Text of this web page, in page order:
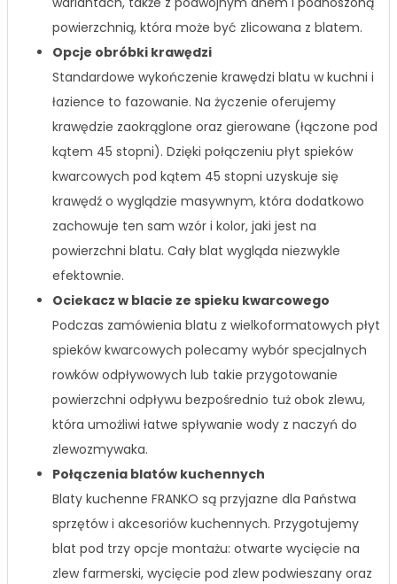
powierzchnią, która może być zlicowana z blatem.
Opcje obróbki krawędzi
Standardowe wykończenie krawędzi blatu w kuchni i
łazience to fazowanie. Na życzenie oferujemy
krawędzie zaokrąglone oraz gierowane (łączone pod
kątem 45 stopni). Dzięki połączeniu płyt spieków
kwarcowych pod kątem 45 stopni uzyskuje się
krawędź o wyglądzie masywnym, która dodatkowo
zachowuje ten sam wzór i kolor, jaki jest na
powierzchni blatu. Cały blat wygląda niezwykle
efektownie.
Ociekacz w blacie ze spieku kwarcowego
Podczas zamówienia blatu z wielkoformatowych płyt
spieków kwarcowych polecamy wybór specjalnych
rowków odpływowych lub takie przygotowanie
powierzchni odpływu bezpośrednio tuż obok zlewu,
która umożliwi łatwe spływanie wody z naczyń do
zlewozmywaka.
Połączenia blatów kuchennych
Blaty kuchenne FRANKO są przyjazne dla Państwa
sprzętów i akcesoriów kuchennych. Przygotujemy
blat pod trzy opcje montażu: otwarte wycięcie na
zlew farmerski, wycięcie pod zlew podwieszany oraz